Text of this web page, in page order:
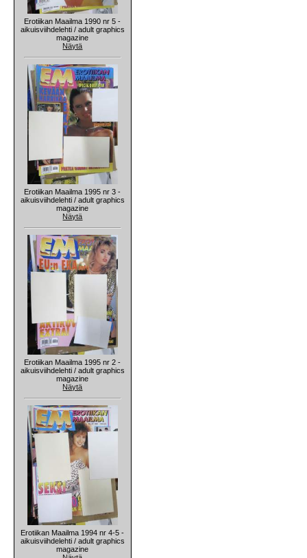
Erotiikan Maailma 1990 nr 5 -
aikuisviihdelehti / adult graphics
magazine
Näytä
Erotiikan Maailma 1995 nr 3 -
aikuisviihdelehti / adult graphics
magazine
Näytä
Erotiikan Maailma 1995 nr 2 -
aikuisviihdelehti / adult graphics
magazine
Näytä
Erotiikan Maailma 1994 nr 4-5 -
aikuisviihdelehti / adult graphics
magazine